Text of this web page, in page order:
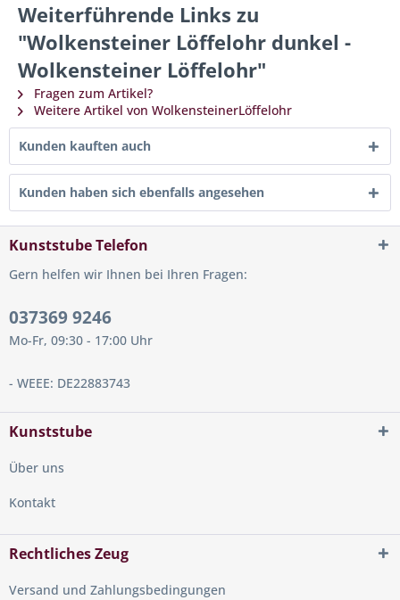
Weiterführende Links zu
"Wolkensteiner Löffelohr dunkel -
Wolkensteiner Löffelohr"
Fragen zum Artikel?
Weitere Artikel von WolkensteinerLöffelohr
Kunden kauften auch
Kunden haben sich ebenfalls angesehen
Kunststube Telefon
Gern helfen wir Ihnen bei Ihren Fragen:
037369 9246
Mo-Fr, 09:30 - 17:00 Uhr
- WEEE: DE22883743
Kunststube
Über uns
Kontakt
Rechtliches Zeug
Versand und Zahlungsbedingungen